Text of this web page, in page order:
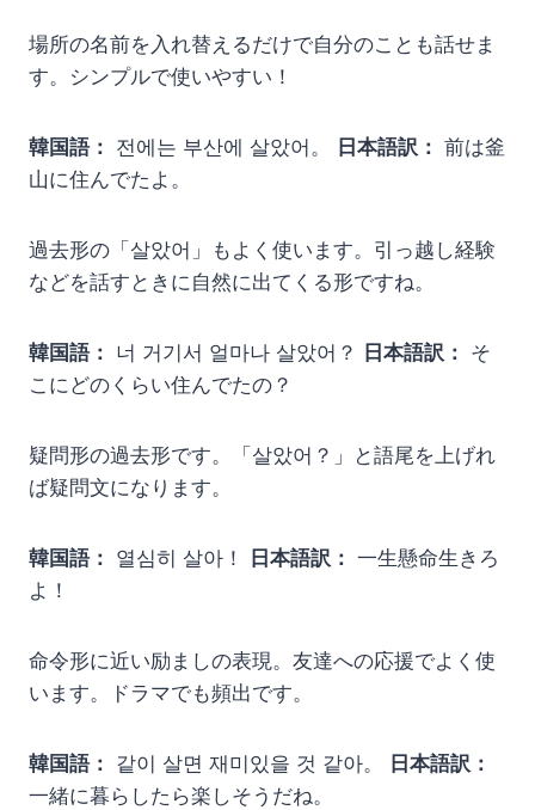
場所の名前を入れ替えるだけで自分のことも話せま
す。シンプルで使いやすい！
韓国語： 전에는 부산에 살았어。 日本語訳： 前は釜
山に住んでたよ。
過去形の「살았어」もよく使います。引っ越し経験
などを話すときに自然に出てくる形ですね。
韓国語： 너 거기서 얼마나 살았어？ 日本語訳： そ
こにどのくらい住んでたの？
疑問形の過去形です。「살았어？」と語尾を上げれ
ば疑問文になります。
韓国語： 열심히 살아！ 日本語訳： 一生懸命生きろ
よ！
命令形に近い励ましの表現。友達への応援でよく使
います。ドラマでも頻出です。
韓国語： 같이 살면 재미있을 것 같아。
日本語訳：
一緒に暮らしたら楽しそうだね。